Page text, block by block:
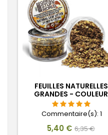
FEUILLES NATURELLES
GRANDES - COULEUR
NATUREL
Commentaire(s): 1
Prix
5,40 € Prix
6,35 €